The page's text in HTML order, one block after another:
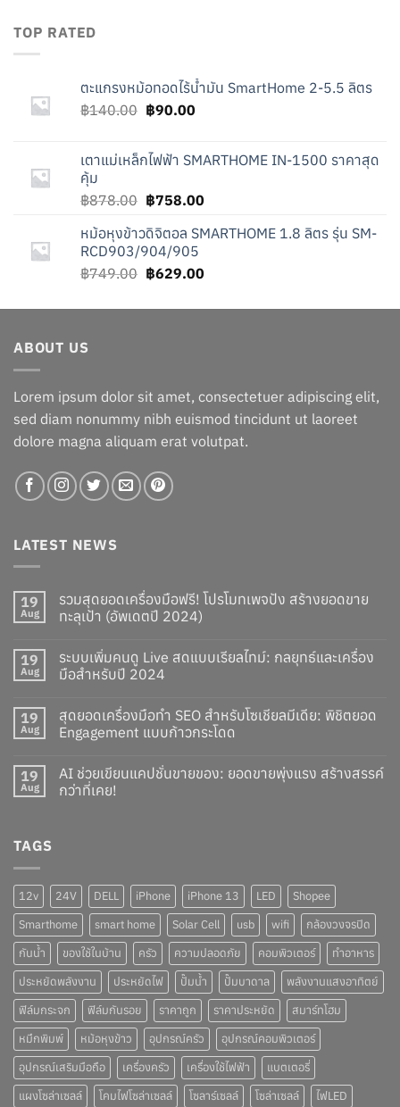
TOP RATED
ตะแกรงหม้อทอดไร้น้ำมัน SmartHome 2-5.5 ลิตร
฿140.00 Original
฿140.00.
฿90.00Current
฿90.00.
เตาแม่เหล็กไฟฟ้า SMARTHOME IN-1500 ราคาสุด
คุ้ม
฿878.00 Original
was:
฿878.00.
฿758.00Current
is:
หม้อหุงข้าวดิจิตอล SMARTHOME 1.8 ลิตร รุ่น SM-
RCD903/904/905
฿749.00 Original
was:
฿629.00Current
is:
ABOUT US
Lorem ipsum dolor sit amet, consectetuer adipiscing elit,
sed diam nonummy nibh euismod tincidunt ut laoreet
dolore magna aliquam erat volutpat.
LATEST NEWS
19
Aug
รวมสุดยอดเครื่องมือฟรี! โปรโมทเพจปัง สร้างยอดขาย
ทะลุเป้า (อัพเดตปี 2024)
19
Aug
ระบบเพิ่มคนดู Live สดแบบเรียลไทม์: กลยุทธ์และเครื่อง
มือสำหรับปี 2024
19
Aug
สุดยอดเครื่องมือทำ SEO สำหรับโซเชียลมีเดีย: พิชิตยอด
Engagement แบบก้าวกระโดด
19
Aug
AI ช่วยเขียนแคปชั่นขายของ: ยอดขายพุ่งแรง สร้างสรรค์
กว่าที่เคย!
TAGS
12v 24V DELL iPhone iPhone 13 LED
Shopee
Smarthome
smart home Solar Cell usb wifi
กล้องวงจรปิด
กันน้ำ
ของใช้ในบ้าน ครัว ความปลอดภัย คอมพิวเตอร์
ทำอาหาร
ประหยัดพลังงาน
ประหยัดไฟ ปั๊มน้ำ ปั๊มบาดาล
พลังงานแสงอาทิตย์
ฟิล์มกระจก
ฟิล์มกันรอย ราคาถูก ราคาประหยัด
สมาร์ทโฮม
หมึกพิมพ์
หม้อหุงข้าว อุปกรณ์ครัว
อุปกรณ์คอมพิวเตอร์
อุปกรณ์เสริมมือถือ
เครื่องครัว เครื่องใช้ไฟฟ้า
แบตเตอรี่
แผงโซล่าเซลล์
โคมไฟโซล่าเซลล์ โซลาร์เซลล์ โซล่าเซลล์ ไฟLED